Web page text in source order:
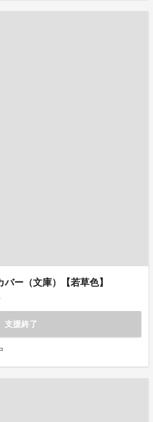
ー（文庫）【若草色】
支援終了